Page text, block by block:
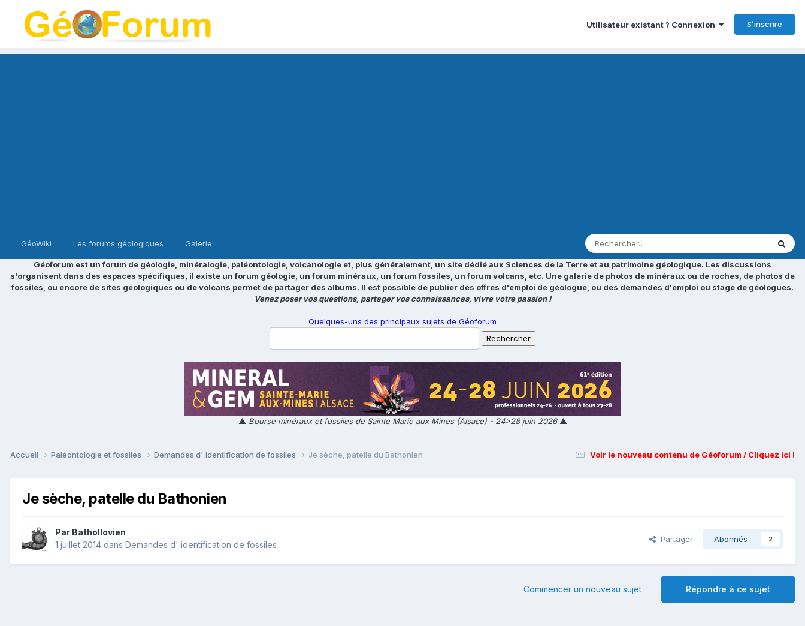
Utilisateur existant ? Connexion S’inscrire
GéoWiki Les forums géologiques Galerie
Géoforum est un forum de géologie, minéralogie, paléontologie, volcanologie et, plus généralement, un site dédié aux Sciences de la Terre et au patrimoine géologique. Les discussions
s'organisent dans des espaces spécifiques, il existe un forum géologie, un forum minéraux, un forum fossiles, un forum volcans, etc. Une galerie de photos de minéraux ou de roches, de photos de
fossiles, ou encore de sites géologiques ou de volcans permet de partager des albums. Il est possible de publier des offres d'emploi de géologue, ou des demandes d'emploi ou stage de géologues.
Venez poser vos questions, partager vos connaissances, vivre votre passion !
Quelques-uns des principaux sujets de Géoforum
▲ Bourse minéraux et fossiles de Sainte Marie aux Mines (Alsace) - 24>28 juin 2026▲
Voir le nouveau contenu de Géoforum / Cliquez ici !
Accueil Paléontologie et fossiles Demandes d' identification de fossiles Je sèche, patelle du Bathonien
Je sèche, patelle du Bathonien
Par Bathollovien
1 juillet 2014 dans Demandes d' identification de fossiles
Partager Abonnés 2
Répondre à ce sujet
Commencer un nouveau sujet